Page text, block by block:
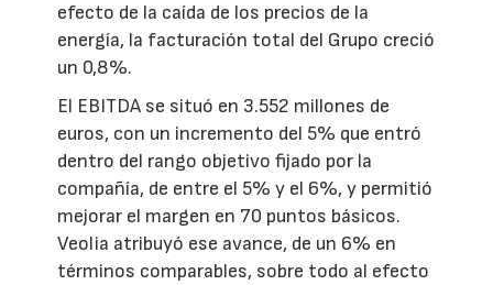
efecto de la caída de los precios de la
energía, la facturación total del Grupo creció
un 0,8%.
El EBITDA se situó en 3.552 millones de
euros, con un incremento del 5% que entró
dentro del rango objetivo fijado por la
compañía, de entre el 5% y el 6%, y permitió
mejorar el margen en 70 puntos básicos.
Veolia atribuyó ese avance, de un 6% en
términos comparables, sobre todo al efecto